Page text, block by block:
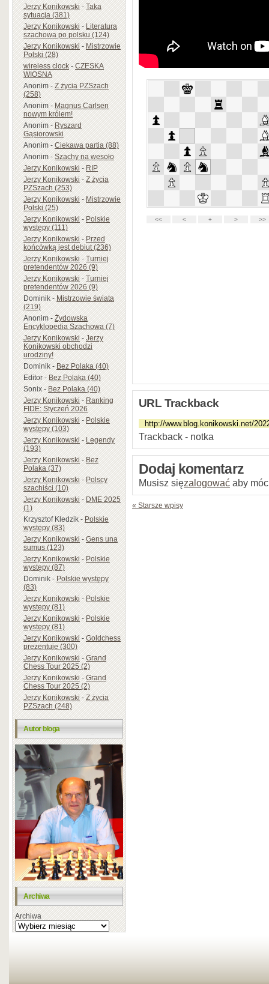
Jerzy Konikowski-Taka
sytuacja (381)
Jerzy Konikowski-Literatura
szachowa po polsku (124)
Jerzy Konikowski-Mistrzowie
Polski (28)
wireless clock-CZESKA
WIOSNA
Anonim-Z życia PZSzach
(258)
Anonim-Magnus Carlsen
nowym królem!
Anonim-Ryszard
Gąsiorowski
Anonim-Ciekawa partia (88)
Anonim-Szachy na wesoło
Jerzy Konikowski-RIP
Jerzy Konikowski-Z życia
PZSzach (253)
Jerzy Konikowski-Mistrzowie
Polski (25)
Jerzy Konikowski-Polskie
występy (111)
Jerzy Konikowski-Przed
końcówką jest debiut (236)
Jerzy Konikowski-Turniej
pretendentów 2026 (9)
Jerzy Konikowski-Turniej
pretendentów 2026 (9)
Dominik-Mistrzowie świata
(219)
Anonim-Żydowska
Encyklopedia Szachowa (7)
Jerzy Konikowski-Jerzy
Konikowski obchodzi
urodziny!
Dominik-Bez Polaka (40)
Editor-Bez Polaka (40)
Sonix-Bez Polaka (40)
Jerzy Konikowski-Ranking
FIDE: Styczeń 2026
Jerzy Konikowski-Polskie
występy (103)
Jerzy Konikowski-Legendy
(193)
Jerzy Konikowski-Bez
Polaka (37)
Jerzy Konikowski-Polscy
szachiści (10)
Jerzy Konikowski-DME 2025
(1)
Krzysztof Kledzik-Polskie
występy (83)
Jerzy Konikowski-Gens una
sumus (123)
Jerzy Konikowski-Polskie
występy (87)
Dominik-Polskie występy
(83)
Jerzy Konikowski-Polskie
występy (81)
Jerzy Konikowski-Polskie
występy (81)
Jerzy Konikowski-Goldchess
prezentuje (300)
Jerzy Konikowski-Grand
Chess Tour 2025 (2)
Jerzy Konikowski-Grand
Chess Tour 2025 (2)
Jerzy Konikowski-Z życia
PZSzach (248)
Autor bloga
Archiwa
Archiwa
URL Trackback
Trackback - notka
Dodaj komentarz
Musisz sięzalogować aby
« Starsze wpisy